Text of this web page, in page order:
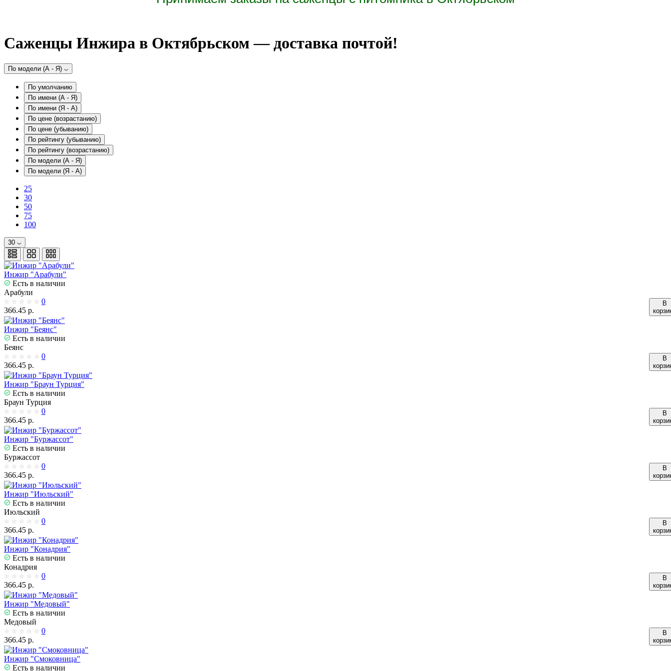
Саженцы Инжира в Октябрьском — доставка почтой!
По модели (A - Я)
По умолчанию
По имени (A - Я)
По имени (Я - A)
По цене (возрастанию)
По цене (убыванию)
По рейтингу (убыванию)
По рейтингу (возрастанию)
По модели (A - Я)
По модели (Я - A)
25
30
50
75
100
30
Инжир "Арабули"
Есть в наличии
Арабули
0
366.45 р.
В
Инжир "Беянс"
Есть в наличии
Беянс
0
366.45 р.
В
Инжир "Браун Турция"
Есть в наличии
Браун Турция
0
366.45 р.
В
Инжир "Буржассот"
Есть в наличии
Буржассот
0
366.45 р.
В
Инжир "Июльский"
Есть в наличии
Июльский
0
366.45 р.
В
Инжир "Конадрия"
Есть в наличии
Конадрия
0
366.45 р.
В
Инжир "Медовый"
Есть в наличии
Медовый
0
366.45 р.
В
Инжир "Смоковница"
Есть в наличии